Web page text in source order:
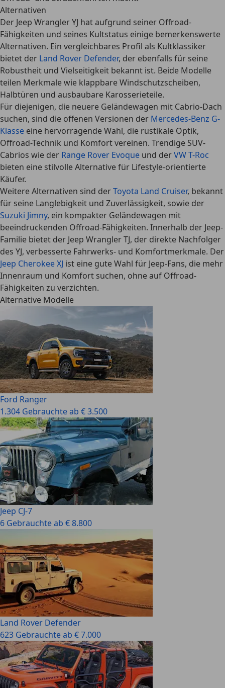
Alternativen
Der Jeep Wrangler YJ hat aufgrund seiner Offroad-
Fähigkeiten und seines Kultstatus einige bemerkenswerte
Alternativen. Ein vergleichbares Profil als Kultklassiker
bietet der Land Rover Defender, der ebenfalls für seine
Robustheit und Vielseitigkeit bekannt ist. Beide Modelle
teilen Merkmale wie klappbare Windschutzscheiben,
Halbtüren und ausbaubare Karosserieteile.
Für diejenigen, die neuere Geländewagen mit Cabrio-Dach
suchen, sind die offenen Versionen der Mercedes-Benz G-
Klasse eine hervorragende Wahl, die rustikale Optik,
Offroad-Technik und Komfort vereinen. Trendige SUV-
Cabrios wie der Range Rover Evoque und derVW T-Roc
bieten eine stilvolle Alternative für Lifestyle-orientierte
Käufer.
Weitere Alternativen sind derToyota Land Cruiser, bekannt
für seine Langlebigkeit und Zuverlässigkeit, sowie der
Suzuki Jimny, ein kompakter Geländewagen mit
beeindruckenden Offroad-Fähigkeiten. Innerhalb der Jeep-
Familie bietet der Jeep Wrangler TJ, der direkte Nachfolger
des YJ, verbesserte Fahrwerks- und Komfortmerkmale. Der
Jeep Cherokee XJ ist eine gute Wahl für Jeep-Fans, die mehr
Innenraum und Komfort suchen, ohne auf Offroad-
Fähigkeiten zu verzichten.
Alternative Modelle
Ford Ranger
1.304 Gebrauchte ab € 3.500
Jeep CJ-7
6 Gebrauchte ab € 8.800
Land Rover Defender
623 Gebrauchte ab € 7.000